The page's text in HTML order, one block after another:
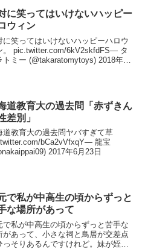
に笑ってはいけないハッピー
ウィン
に笑ってはいけないハッピーハロウ
。 pic.twitter.com/6kV2skfdFS— タ
トミー (@takaratomytoys) 2018年10
道教育大の過去問「赤ずきん
差別」
道教育大の過去問ヤバすぎて草
bCa2vVfxqY— 龍宝
2017年6月23日
で私が中高生の頃からずっと
な場所があって
で私が中高生の頃からずっと苦手な
があって、小さな祠と鳥居が交差点
っそりあるんですけれど。妹が姪っ